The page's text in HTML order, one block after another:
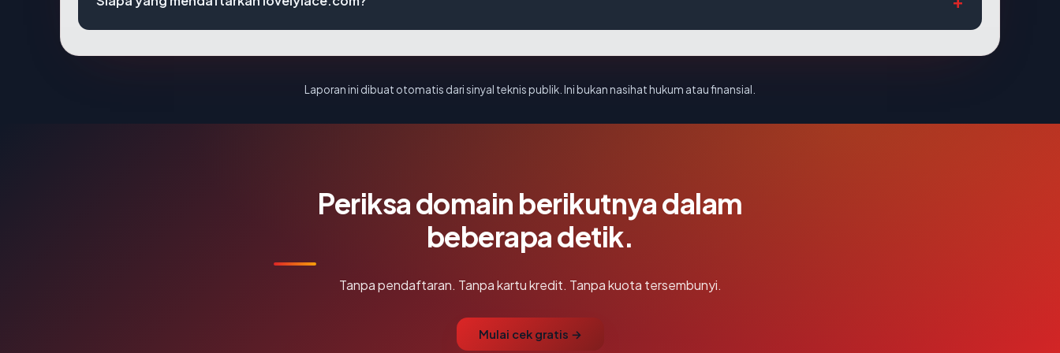
Laporan ini dibuat otomatis dari sinyal teknis publik. Ini bukan nasihat hukum atau finansial.
Periksa domain berikutnya dalam
beberapa detik.
Tanpa pendaftaran. Tanpa kartu kredit. Tanpa kuota tersembunyi.
Mulai cek gratis →